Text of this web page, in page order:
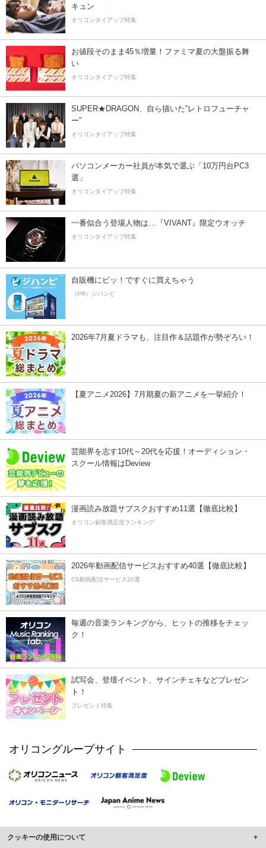
キュン
オリコンタイアップ特集
お値段そのまま45％増量！ファミマ夏の大盤振る舞
い
オリコンタイアップ特集
SUPER★DRAGON、自ら描いた”レトロフューチャ
ー”
オリコンタイアップ特集
パソコンメーカー社員が本気で選ぶ「10万円台PC3
選」
オリコンタイアップ特集
一番似合う登場人物は…『VIVANT』限定ウオッチ
オリコンタイアップ特集
自販機にピッ！ですぐに買えちゃう
（PR）ジハンピ
2026年7月夏ドラマも、注目作＆話題作が勢ぞろい！
【夏アニメ2026】7月期夏の新アニメを一挙紹介！
芸能界を志す10代～20代を応援！オーディション・
スクール情報はDeview
漫画読み放題サブスクおすすめ11選【徹底比較】
オリコン顧客満足度ランキング
2026年動画配信サービスおすすめ40選【徹底比較】
CS動画配信サービス20選
毎週の音楽ランキングから、ヒットの推移をチェッ
ク！
試写会、登壇イベント、サインチェキなどプレゼン
ト！
プレゼント特集
オリコングループサイト
クッキーの使用について